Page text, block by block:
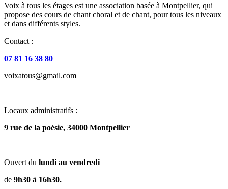
Voix à tous les étages est une association basée à Montpellier, qui
propose des cours de chant choral et de chant, pour tous les niveaux
et dans différents styles.
Contact :
07 81 16 38 80
voixatous@gmail.com
Locaux administratifs :
9 rue de la poésie, 34000 Montpellier
Ouvert du lundi au vendredi
de 9h30 à 16h30.